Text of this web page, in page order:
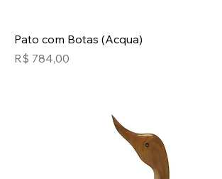
Pato com Botas (Acqua)
Preço
R$ 784,00